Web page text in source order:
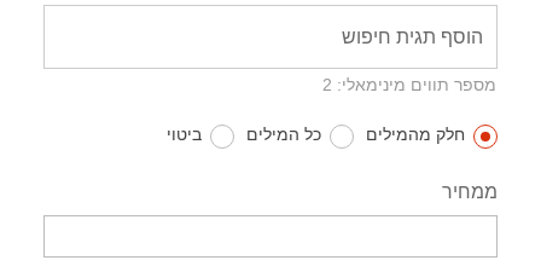
מספר תווים מינימאלי: 2
חלק מהמילים כל המילים ביטוי
ממחיר